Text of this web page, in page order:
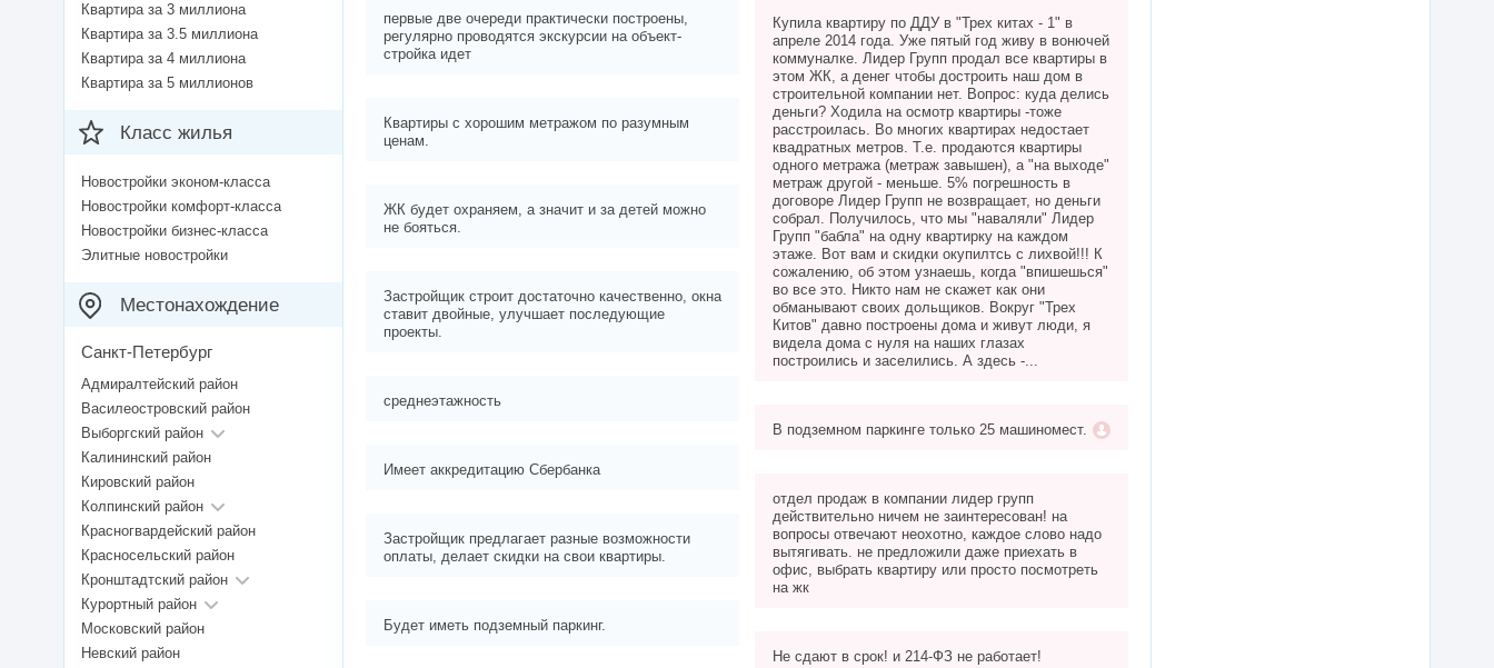
первые две очереди практически построены,
регулярно проводятся экскурсии на объект-
стройка идет
Квартиры с хорошим метражом по разумным
ценам.
ЖК будет охраняем, а значит и за детей можно
не бояться.
Застройщик строит достаточно качественно, окна
ставит двойные, улучшает последующие
проекты.
среднеэтажность
Имеет аккредитацию Сбербанка
Застройщик предлагает разные возможности
оплаты, делает скидки на свои квартиры.
Будет иметь подземный паркинг.
Купила квартиру по ДДУ в "Трех китах - 1" в
апреле 2014 года. Уже пятый год живу в вонючей
коммуналке. Лидер Групп продал все квартиры в
этом ЖК, а денег чтобы достроить наш дом в
строительной компании нет. Вопрос: куда делись
деньги? Ходила на осмотр квартиры -тоже
расстроилась. Во многих квартирах недостает
квадратных метров. Т.е. продаются квартиры
одного метража (метраж завышен), а "на выходе"
метраж другой - меньше. 5% погрешность в
договоре Лидер Групп не возвращает, но деньги
собрал. Получилось, что мы "наваляли" Лидер
Групп "бабла" на одну квартирку на каждом
этаже. Вот вам и скидки окупилтсь с лихвой!!! К
сожалению, об этом узнаешь, когда "впишешься"
во все это. Никто нам не скажет как они
обманывают своих дольщиков. Вокруг "Трех
Китов" давно построены дома и живут люди, я
видела дома с нуля на наших глазах
построились и заселились. А здесь -...
В подземном паркинге только 25 машиномест.
отдел продаж в компании лидер групп
действительно ничем не заинтересован! на
вопросы отвечают неохотно, каждое слово надо
вытягивать. не предложили даже приехать в
офис, выбрать квартиру или просто посмотреть
на жк
Не сдают в срок! и 214-ФЗ не работает!
Квартира за 3 миллиона
Квартира за 3.5 миллиона
Квартира за 4 миллиона
Квартира за 5 миллионов
Класс жилья
Новостройки эконом-класса
Новостройки комфорт-класса
Новостройки бизнес-класса
Элитные новостройки
Местонахождение
Санкт-Петербург
Адмиралтейский район
Василеостровский район
Выборгский район
Калининский район
Кировский район
Колпинский район
Красногвардейский район
Красносельский район
Кронштадтский район
Курортный район
Московский район
Невский район